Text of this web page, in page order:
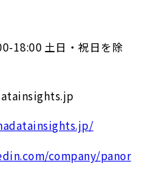
18:00 土日・祝日を除
company/panor